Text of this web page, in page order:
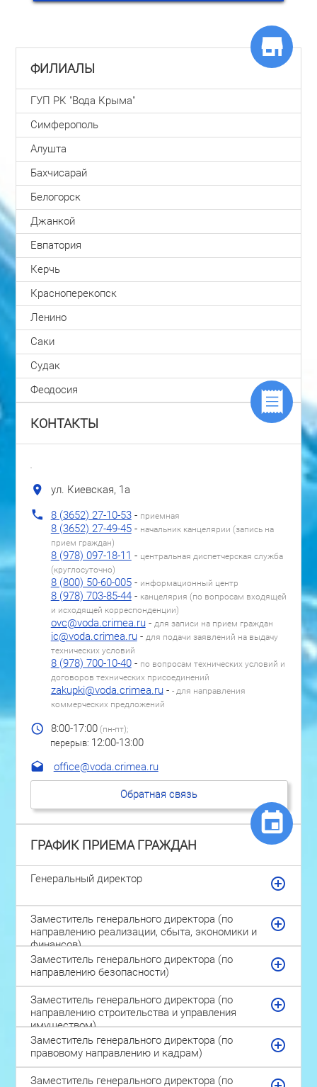
ФИЛИАЛЫ
ГУП РК "Вода Крыма"
Симферополь
Алушта
Бахчисарай
Белогорск
Джанкой
Евпатория
Керчь
Красноперекопск
Ленино
Саки
Судак
Феодосия
КОНТАКТЫ
ул. Киевская, 1а
8 (3652) 27-10-53- приемная
8 (3652) 27-49-45- начальник канцелярии (запись на
прием граждан)
8 (978) 097-18-11 - центральная диспетчерская служба
(круглосуточно)
8 (800) 50-60-005- информационный центр
8 (978) 703-85-44- канцелярия (по вопросам входящей
и исходящей корреспонденции)
ovc@voda.crimea.ru- для записи на прием граждан
ic@voda.crimea.ru- для подачи заявлений на выдачу
технических условий
8 (978) 700-10-40- по вопросам технических условий и
договоров технических присоединений
zakupki@voda.crimea.ru- - для направления
коммерческих предложений
8:00-17:00(пн-пт);
перерыв: 12:00-13:00
ur.aemirc.adov@eciffo
Обратная связь
ГРАФИК ПРИЕМА ГРАЖДАН
Генеральный директор
Заместитель генерального директора (по
направлению реализации, сбыта, экономики и
финансов)
Заместитель генерального директора (по
направлению безопасности)
Заместитель генерального директора (по
направлению строительства и управления
имуществом)
Заместитель генерального директора (по
правовому направлению и кадрам)
Заместитель генерального директора (по